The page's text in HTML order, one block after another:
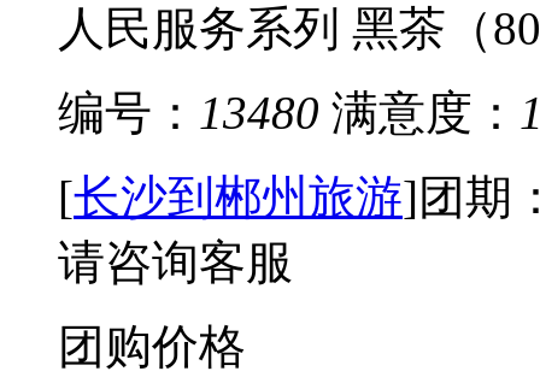
人民服务系列 黑茶（
编号： 13480 满意度：
[长沙到郴州旅游]团期
请咨询客服
团购价格